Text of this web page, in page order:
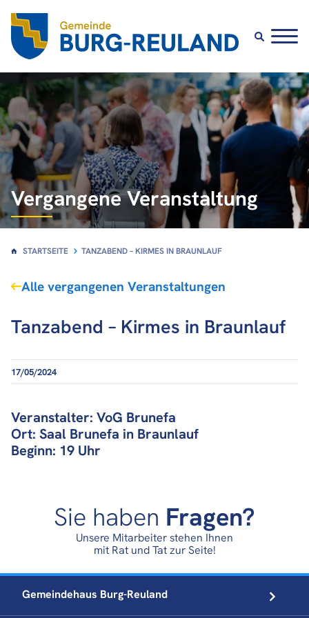
Vergangene Veranstaltung
STARTSEITE TANZABEND – KIRMES IN BRAUNLAUF
Alle vergangenen Veranstaltungen
Tanzabend – Kirmes in Braunlauf
17/05/2024
Veranstalter: VoG Brunefa
Ort: Saal Brunefa in Braunlauf
Beginn: 19 Uhr
Sie haben Fragen?
Unsere Mitarbeiter stehen Ihnen
mit Rat und Tat zur Seite!
Gemeindehaus Burg-Reuland